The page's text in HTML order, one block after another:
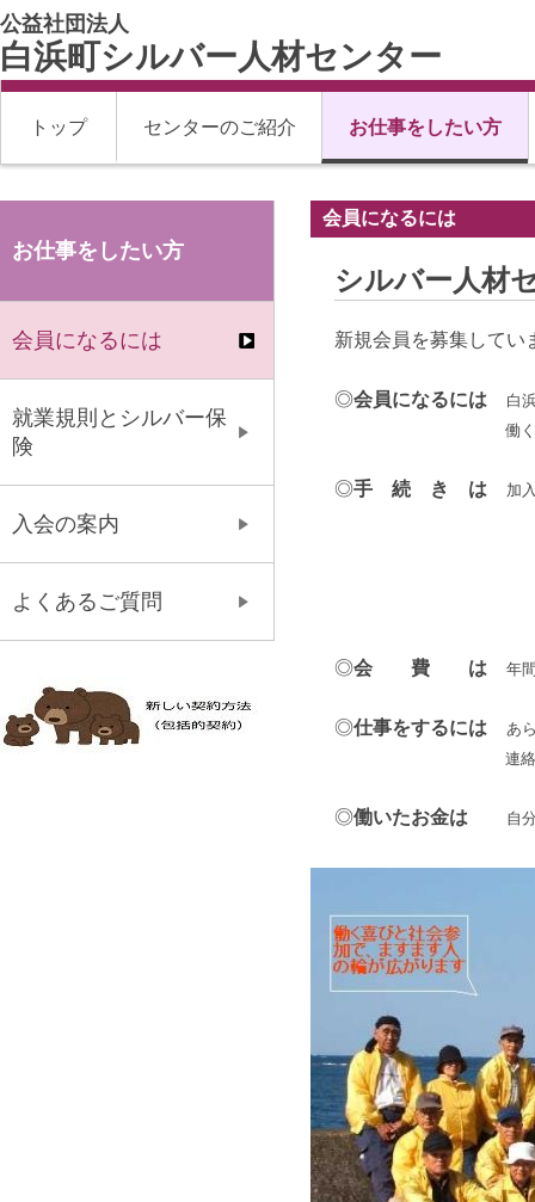
公益社団法人
白浜町シルバー人材センター
トップ センターのご紹介 お仕事をしたい方
会員になるには
シルバー人材
新規会員を募集してい
◎会員になるには
白
働く意欲のある
◎手 続 き は 加
◎会 費 は 年
◎仕事をするには
あ
連絡を受けて仕
◎働いたお金は 自
お仕事をしたい方
会員になるには
就業規則とシルバー保
険
入会の案内
よくあるご質問